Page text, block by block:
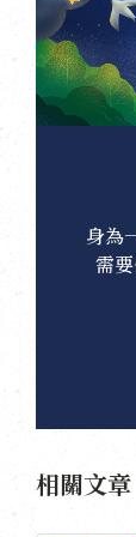
身為
需
相關文章